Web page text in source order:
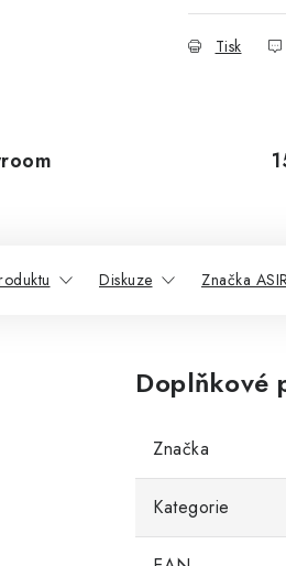
Tisk
Diskuze Značka
Doplňkové
Značka
Kategorie